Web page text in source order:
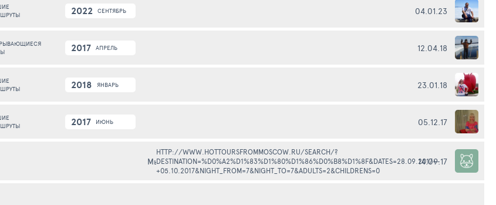
2022 СЕНТЯБРЬ 04.01.23
2017 АПРЕЛЬ 12.04.18
2018 ЯНВАРЬ 23.01.18
2017 ИЮНЬ 05.12.17
Мы в этом году отдыхали в Турции по горящей путевке, брали вот здесь
HTTP://WWW.HOTTOURSFROMMOSCOW.RU/SEARCH/?
DESTINATION=%D0%A2%D1%83%D1%80%D1%86%D0%B8%D1%8F&DATES=28.09.2017+-
+05.10.2017&NIGHT_FROM=7&NIGHT_TO=7&ADULTS=2&CHILDRENS=0
14.09.17